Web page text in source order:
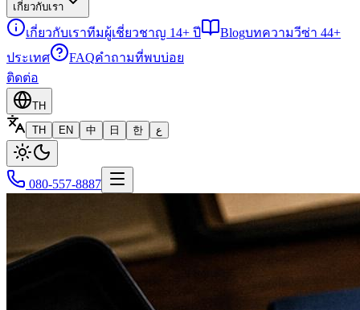
เกี่ยวกับเรา
เกี่ยวกับเราทีมผู้เชี่ยวชาญ 14+ ปี Blogบทความวีซ่า 44+
ประเทศ
FAQคำถามที่พบบ่อย
ติดต่อ
TH
TH
EN 中 日 한 ع
080-557-8887